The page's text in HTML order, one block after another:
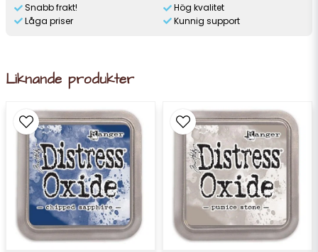
Snabb frakt!
Låga priser
Hög kvalitet
Kunnig support
Liknande produkter